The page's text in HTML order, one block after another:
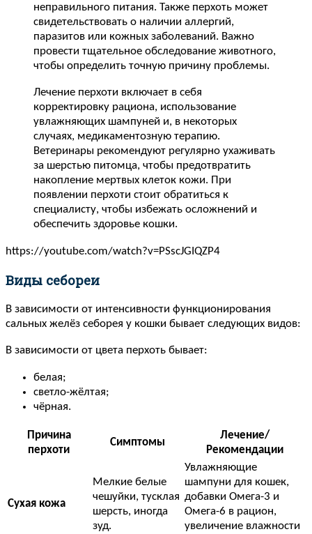
неправильного питания. Также перхоть может
свидетельствовать о наличии аллергий,
паразитов или кожных заболеваний. Важно
провести тщательное обследование животного,
чтобы определить точную причину проблемы.
Лечение перхоти включает в себя
корректировку рациона, использование
увлажняющих шампуней и, в некоторых
случаях, медикаментозную терапию.
Ветеринары рекомендуют регулярно ухаживать
за шерстью питомца, чтобы предотвратить
накопление мертвых клеток кожи. При
появлении перхоти стоит обратиться к
специалисту, чтобы избежать осложнений и
обеспечить здоровье кошки.
https://youtube.com/watch?v=PSscJGIQZP4
Виды себореи
В зависимости от интенсивности функционирования
сальных желёз себорея у кошки бывает следующих видов:
В зависимости от цвета перхоть бывает:
белая;
светло-жёлтая;
чёрная.
Причина
перхоти
Симптомы
Лечение/
Рекомендации
Сухая кожа
Мелкие белые
чешуйки, тусклая
шерсть, иногда
зуд.
Увлажняющие
шампуни для кошек,
добавки Омега-3 и
Омега-6 в рацион,
увеличение влажности